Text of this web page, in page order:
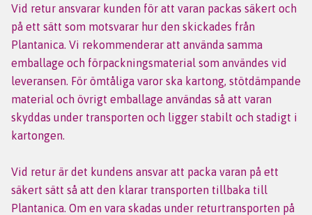
Vid retur ansvarar kunden för att varan packas säkert och
på ett sätt som motsvarar hur den skickades från
Plantanica. Vi rekommenderar att använda samma
emballage och förpackningsmaterial som användes vid
leveransen. För ömtåliga varor ska kartong, stötdämpande
material och övrigt emballage användas så att varan
skyddas under transporten och ligger stabilt och stadigt i
kartongen.
Vid retur är det kundens ansvar att packa varan på ett
säkert sätt så att den klarar transporten tillbaka till
Plantanica. Om en vara skadas under returtransporten på